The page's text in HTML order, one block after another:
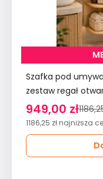
Szafka pod
zestaw regał
cremona do
949,00 zł
1186,25 zł najniższa